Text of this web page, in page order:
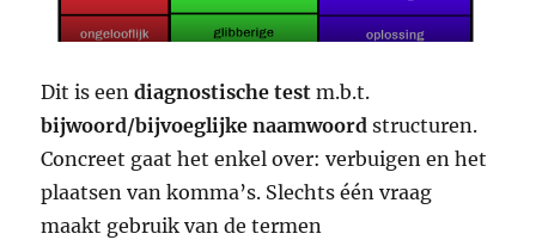
Dit is eendiagnostische testm.b.t.
bijwoord/bijvoeglijke naamwoordstructuren.
Concreet gaat het enkel over: verbuigen en het
plaatsen van komma’s. Slechts één vraag
maakt gebruik van de termen